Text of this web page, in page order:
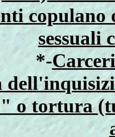
copulano
sessuali
*-
o tortura